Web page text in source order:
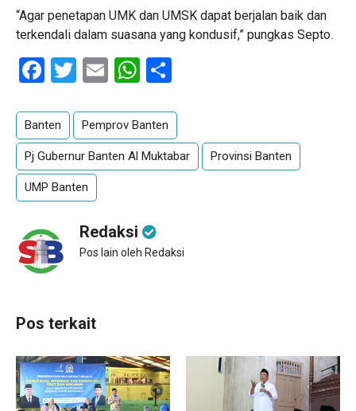
“Agar penetapan UMK dan UMSK dapat berjalan baik dan
terkendali dalam suasana yang kondusif,” pungkas Septo.
Facebook
Twitter
EmailWhatsApp
Banten Pemprov Banten
Pj Gubernur Banten Al Muktabar Provinsi Banten
UMP Banten
Redaksi
Pos lain oleh Redaksi
Pos terkait